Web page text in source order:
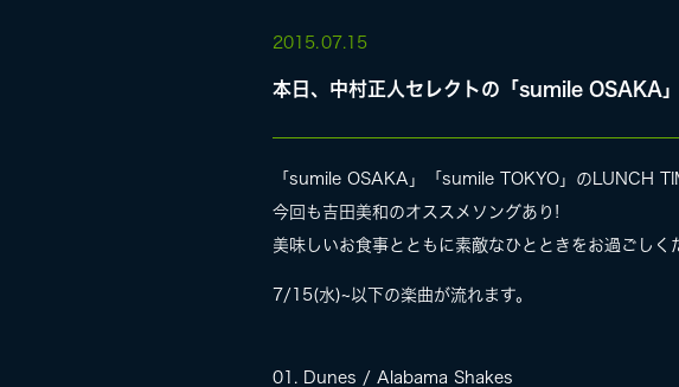
LIVE
SPECIAL SITE
2015. 07.15
本日、中村正人セレクトの「sumile OSAKA
「sumile OSAKA」「sumile TOKYO」のLUNCH
今回も吉田美和のオススメソングあり!
美味しいお食事とともに素敵なひとときをお過ごしく
7/15(水)~以下の楽曲が流れます。
01. Dunes / Alabama Shakes